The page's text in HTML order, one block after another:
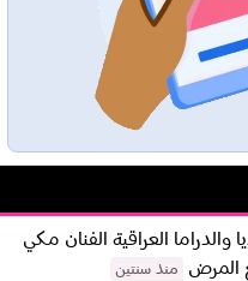
العراقية الفنان مكي
المرض
منذ سنتين